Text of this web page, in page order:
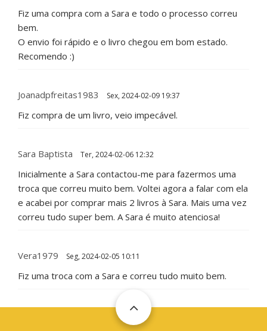
Fiz uma compra com a Sara e todo o processo correu
bem.
O envio foi rápido e o livro chegou em bom estado.
Recomendo :)
Joanadpfreitas1983 Sex, 2024-02-09 19:37
Fiz compra de um livro, veio impecável.
Sara Baptista Ter, 2024-02-06 12:32
Inicialmente a Sara contactou-me para fazermos uma
troca que correu muito bem. Voltei agora a falar com ela
e acabei por comprar mais 2 livros à Sara. Mais uma vez
correu tudo super bem. A Sara é muito atenciosa!
Vera1979 Seg, 2024-02-05 10:11
Fiz uma troca com a Sara e correu tudo muito bem.